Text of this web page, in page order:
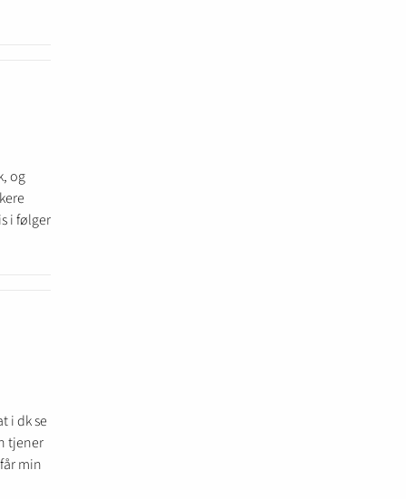
og
i følger
i dk se
tjener
min